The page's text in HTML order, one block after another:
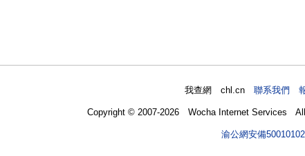
我查網 chl.cn聯系我們
Copyright © 2007-2026 Wocha Internet Services
渝公網安備